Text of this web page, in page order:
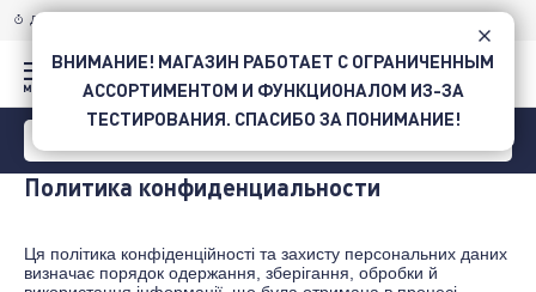
ДОСТАВКА ПО УКРАИНЕ
Политика конфиденциальности
Ця політика конфіденційності та захисту персональних даних
визначає порядок одержання, зберігання, обробки й
ВНИМАНИЕ! МАГАЗИН РАБОТАЕТ С ОГРАНИЧЕННЫМ
АССОРТИМЕНТОМ И ФУНКЦИОНАЛОМ ИЗ-ЗА
ТЕСТИРОВАНИЯ. СПАСИБО ЗА ПОНИМАНИЕ!